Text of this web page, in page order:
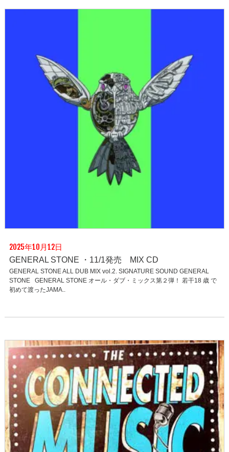
2025年10月12日
GENERAL STONE ・11/1発売 MIX CD
GENERAL STONE ALL DUB MIX vol.2. SIGNATURE SOUND GENERAL
STONE GENERAL STONE オール・ダブ・ミックス第２弾！ 若干18 歳 で
初めて渡ったJAMA..